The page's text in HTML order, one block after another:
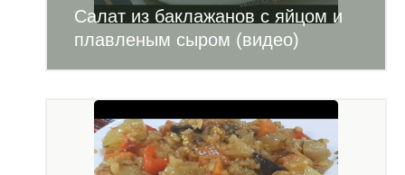
Салат из баклажанов с яйцом и
плавленым сыром (видео)